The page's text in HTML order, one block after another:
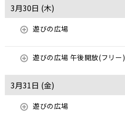
3月30日 (木)
遊びの広場
遊びの広場 午後開放(フリー)
3月31日 (金)
遊びの広場